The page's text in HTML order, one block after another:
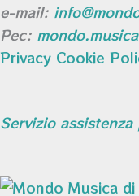
e-mail:
Pec:
Privacy Cookie
Servizio